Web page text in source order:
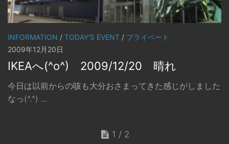
INFORMATION / TODAY'S EVENT / プライベート
2009年12月20日
IKEAへ(^o^) 2009/12/20 晴れ
今日は以前からの咳も大分おさまってきた感じがしました
なっ(^.^) ...
1 / 2